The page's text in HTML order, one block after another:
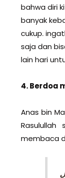
bahwa diri
banyak
cukup.
saja dan
lain hari
4. Berdoa
Anas bin
Rasulullah
membaca